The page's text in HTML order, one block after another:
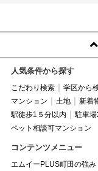
人気条件から探す
こだわり検索 学区から
マンション
土地 新着
駅徒歩1５分以内
駐車場
ペット相談可マンション
コンテンツメニュー
エムイーPLUS町田の強み